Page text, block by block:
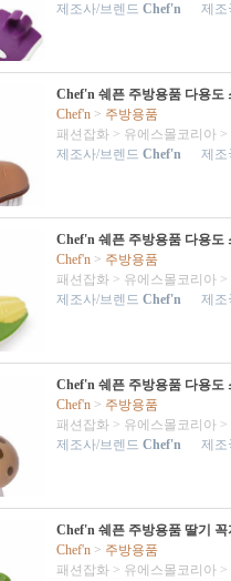
제조사/브렌드 Chef'n 제조
Chef'n 쉐픈 주방용품 다용도
Chef'n > 주방용품
패션잡화 > 유에스몰코리아 >
제조사/브렌드 Chef'n 제조
Chef'n 쉐픈 주방용품 다용도
Chef'n > 주방용품
패션잡화 > 유에스몰코리아 >
제조사/브렌드 Chef'n 제조
Chef'n 쉐픈 주방용품 다용도
Chef'n > 주방용품
패션잡화 > 유에스몰코리아 >
제조사/브렌드 Chef'n 제조
Chef'n 쉐픈 주방용품 딸기
Chef'n > 주방용품
패션잡화 > 유에스몰코리아 >